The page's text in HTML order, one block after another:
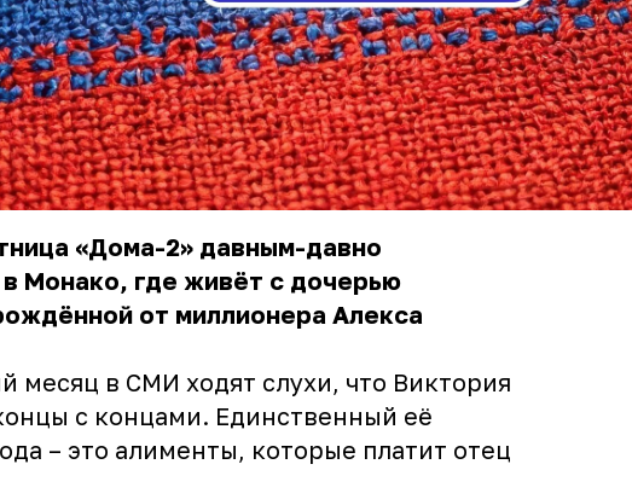
«Дома-2» давным-давно
Монако, где живёт с дочерью
от миллионера Алекса
месяц в СМИ ходят слухи, что Виктория
с концами. Единственный её
– это алименты, которые платит отец